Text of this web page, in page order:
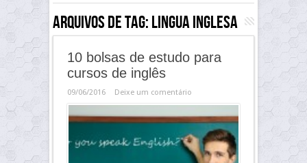
Arquivos de Tag:lingua inglesa
10 bolsas de estudo para
cursos de inglês
09/06/2016 Deixe um comentário